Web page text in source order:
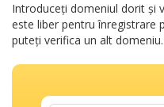
Introduceți domeniul dorit și
este liber pentru înregistrare
puteți verifica un alt domeniu.